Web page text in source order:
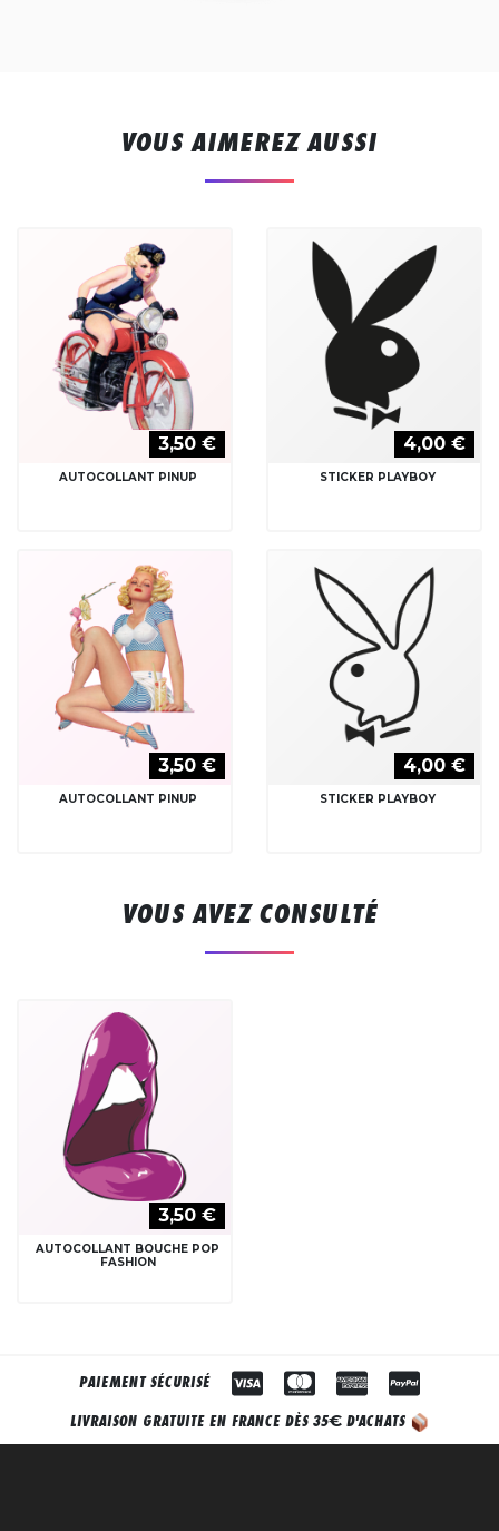
VOUS AIMEREZ AUSSI
3,50 €
AUTOCOLLANT PINUP
4,00 €
STICKER PLAYBOY
3,50 €
AUTOCOLLANT PINUP
4,00 €
STICKER PLAYBOY
VOUS AVEZ CONSULTÉ
3,50 €
AUTOCOLLANT BOUCHE POP
FASHION
PAIEMENT SÉCURISÉ
LIVRAISON GRATUITE EN FRANCE DÈS 35€ D'ACHATS